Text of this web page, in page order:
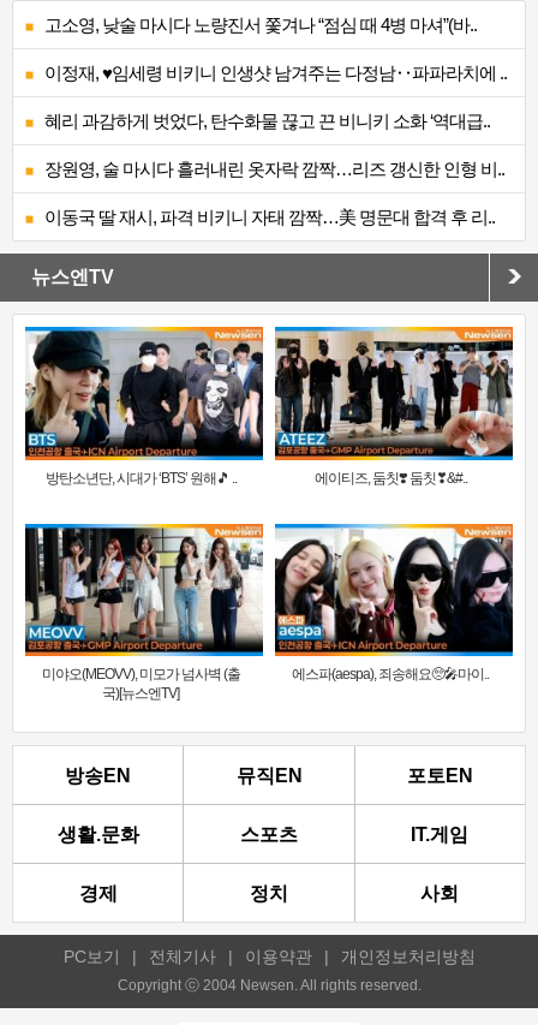
고소영, 낮술 마시다 노량진서 쫓겨나 “점심 때 4병 마셔”(바..
이정재, ♥임세령 비키니 인생샷 남겨주는 다정남‥파파라치에 ..
혜리 과감하게 벗었다, 탄수화물 끊고 끈 비니키 소화 ‘역대급..
장원영, 술 마시다 흘러내린 옷자락 깜짝…리즈 갱신한 인형 비..
이동국 딸 재시, 파격 비키니 자태 깜짝…美 명문대 합격 후 리..
뉴스엔TV
방탄소년단, 시대가 ‘BTS’ 원해🎵 .. 에이티즈, 둠칫❣️ 둠칫❣&#..
미야오(MEOVV), 미모가 넘사벽 (출
국)[뉴스엔TV]
에스파(aespa), 죄송해요🥺🎤마이..
방송EN 뮤직EN 포토EN
생활.문화 스포츠 IT.게임
경제 정치 사회
PC보기 | 전체기사 | 이용약관 | 개인정보처리방침
Copyright ⓒ 2004 Newsen. All rights reserved.